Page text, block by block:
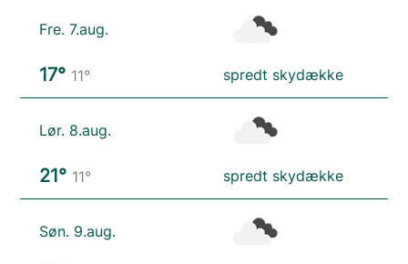
Fre. 7.aug.
17° 11° spredt skydække
Lør. 8.aug.
21° 11° spredt skydække
Søn. 9.aug.